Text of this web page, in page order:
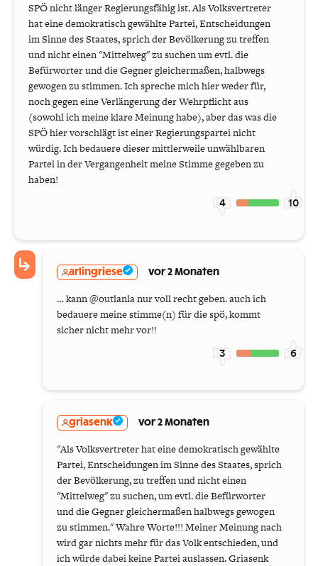
SPÖ nicht länger Regierungsfähig ist. Als Volksvertreter
hat eine demokratisch gewählte Partei, Entscheidungen
im Sinne des Staates, sprich der Bevölkerung zu treffen
und nicht einen "Mittelweg" zu suchen um evtl. die
Befürworter und die Gegner gleichermaßen, halbwegs
gewogen zu stimmen. Ich spreche mich hier weder für,
noch gegen eine Verlängerung der Wehrpflicht aus
(sowohl ich meine klare Meinung habe), aber das was die
SPÖ hier vorschlägt ist einer Regierungspartei nicht
würdig. Ich bedauere dieser mittlerweile unwählbaren
Partei in der Vergangenheit meine Stimme gegeben zu
haben!
4 10
arlingriese vor 2 Monaten
… kann @outlanla nur voll recht geben. auch ich
bedauere meine stimme(n) für die spö, kommt
sicher nicht mehr vor!!
3 6
griasenk vor 2 Monaten
"Als Volksvertreter hat eine demokratisch gewählte
Partei, Entscheidungen im Sinne des Staates, sprich
der Bevölkerung, zu treffen und nicht einen
"Mittelweg" zu suchen, um evtl. die Befürworter
und die Gegner gleichermaßen halbwegs gewogen
zu stimmen." Wahre Worte!!! Meiner Meinung nach
wird gar nichts mehr für das Volk entschieden, und
ich würde dabei keine Partei auslassen. Griasenk